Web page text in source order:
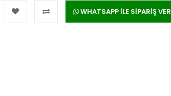
WHATSAPP İLE SİPARİŞ VER